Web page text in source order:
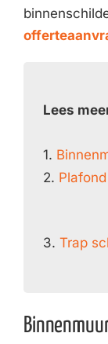
Lees
1.
2.
3. Trap